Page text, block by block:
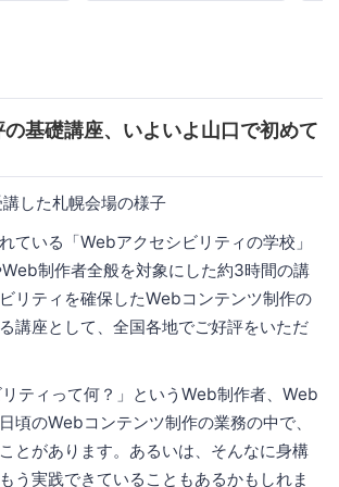
基礎講座、いよいよ山口で初めて
ている「Webアクセシビリティの学校」
制作者全般を対象にした約3時間の講
リティを確保したWebコンテンツ制作の
講座として、全国各地でご好評をいただ
リティって何？」というWeb制作者、Web
頃のWebコンテンツ制作の業務の中で、
とがあります。あるいは、そんなに身構
う実践できていることもあるかもしれま